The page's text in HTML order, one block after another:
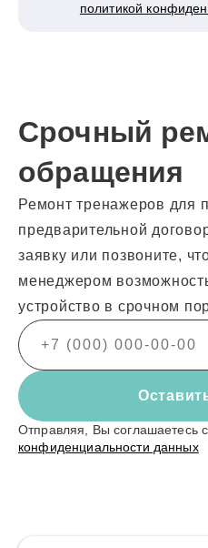
политикой
Срочный
обращения
Ремонт тренажеров для
предварительной
заявку или позвоните,
менеджером
устройство в срочном
Отправляя, Вы соглашаетесь с
конфиденциальности данных